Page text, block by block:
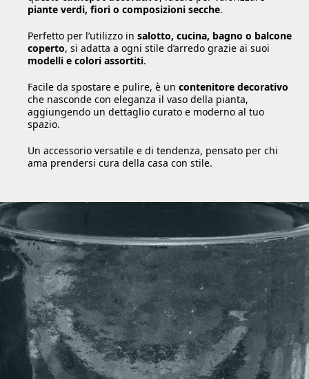
piante verdi, fiori o composizioni secche.
Perfetto per l’utilizzo in salotto, cucina, bagno o balcone
coperto, si adatta a ogni stile d’arredo grazie ai suoi
modelli e colori assortiti.
Facile da spostare e pulire, è un contenitore decorativo
che nasconde con eleganza il vaso della pianta,
aggiungendo un dettaglio curato e moderno al tuo
spazio.
Un accessorio versatile e di tendenza, pensato per chi
ama prendersi cura della casa con stile.